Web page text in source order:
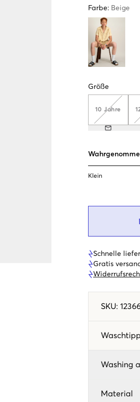
Farbe: Beige
Größe
10 Jahre
Klein
Schnelle
Gratis
SKU:
Washing
Material